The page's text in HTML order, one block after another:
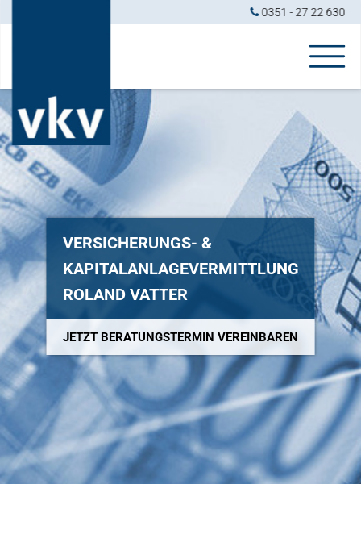
VERSICHERUNGS- &
KAPITALANLAGEVERMITTLUNG
ROLAND VATTER
JETZT BERATUNGSTERMIN VEREINBAREN
0351 - 27 22 630